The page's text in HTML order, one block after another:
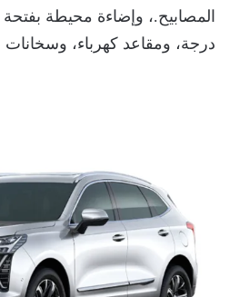
درجة، ومقاعد كهرباء، وسخانات